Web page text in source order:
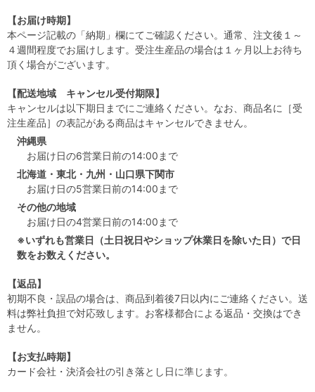
【お届け時期】
本ページ記載の「納期」欄にてご確認ください。通常、注文後１～
４週間程度でお届けします。受注生産品の場合は１ヶ月以上お待ち
頂く場合がございます。
【配送地域 キャンセル受付期限】
キャンセルは以下期日までにご連絡ください。なお、商品名に［受
注生産品］の表記がある商品はキャンセルできません。
沖縄県
お届け日の6営業日前の14:00まで
北海道・東北・九州・山口県下関市
お届け日の5営業日前の14:00まで
その他の地域
お届け日の4営業日前の14:00まで
※いずれも営業日（土日祝日やショップ休業日を除いた日）で日
数をお数えください。
【返品】
初期不良・誤品の場合は、商品到着後7日以内にご連絡ください。送
料は弊社負担で対応致します。お客様都合による返品・交換はでき
ません。
【お支払時期】
カード会社・決済会社の引き落とし日に準じます。